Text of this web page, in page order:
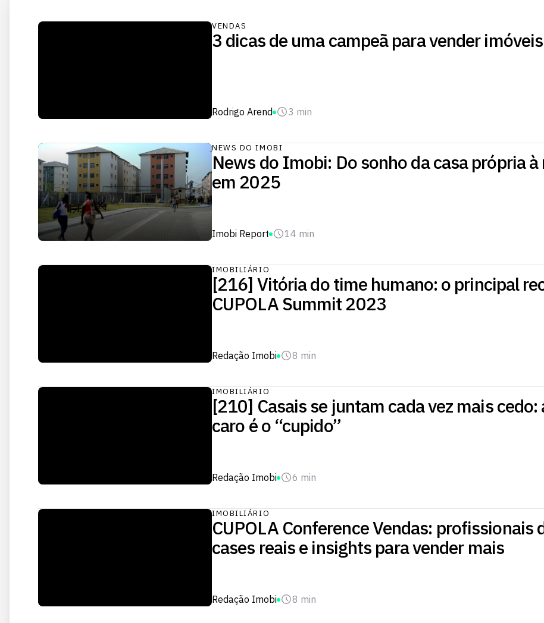
VENDAS
3 dicas de uma campeã para vender imóveis
Rodrigo Arend 3 min
NEWS DO IMOBI
News do Imobi: Do sonho da casa própria à
em 2025
Imobi Report 14 min
IMOBILIÁRIO
[216] Vitória do time humano: o principal
CUPOLA Summit 2023
Redação Imobi 8 min
IMOBILIÁRIO
[210] Casais se juntam cada vez mais cedo:
caro é o “cupido”
Redação Imobi 6 min
IMOBILIÁRIO
CUPOLA Conference Vendas: profissionais
cases reais e insights para vender mais
Redação Imobi 8 min